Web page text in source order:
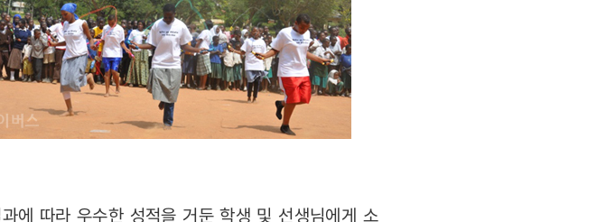
에 따라 우수한 성적을 거둔 학생 및 선생님에게 소